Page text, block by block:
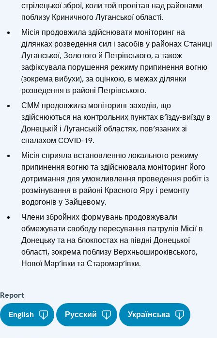
стрілецької зброї, коли той пролітав над районами
поблизу Криничного Луганської області.
Місія продовжила здійснювати моніторинг на
ділянках розведення сил і засобів у районах Станиці
Луганської, Золотого й Петрівського, а також
зафіксувала порушення режиму припинення вогню
(зокрема вибухи), за оцінкою, в межах ділянки
розведення в районі Петрівського.
СММ продовжила моніторинг заходів, що
здійснюються на контрольних пунктах в’їзду-виїзду в
Донецькій і Луганській областях, пов’язаних зі
спалахом COVID-19.
Місія сприяла встановленню локального режиму
припинення вогню та здійснювала моніторинг його
дотримання для уможливлення проведення робіт із
розмінування в районі Красного Яру і ремонту
водогонів у Зайцевому.
Члени збройних формувань продовжували
обмежувати свободу пересування патрулів Місії в
Донецьку та на блокпостах на півдні Донецької
області, зокрема поблизу Верхньошироківського,
Нової Мар’ївки та Старомар’ївки.
Report
English
Русский Українська